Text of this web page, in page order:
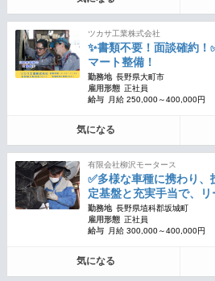
ツカサ工業株式会社
✨書類不要！面談確約！
マート整備！
勤務地 長野県大町市
雇用形態 正社員
給与
月給 250,000～400,000円
気になる
有限会社柳沢モータース
✅多様な車種に携わり
定基盤と充実手当で、
勤務地 長野県埴科郡坂城町
雇用形態 正社員
給与
月給 300,000～400,000円
気になる